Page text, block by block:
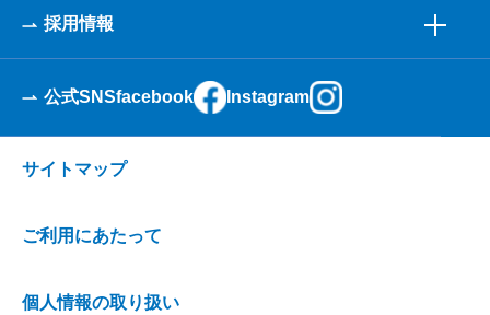
採用情報
公式SNSfacebook Instagram
サイトマップ
ご利用にあたって
個人情報の取り扱い